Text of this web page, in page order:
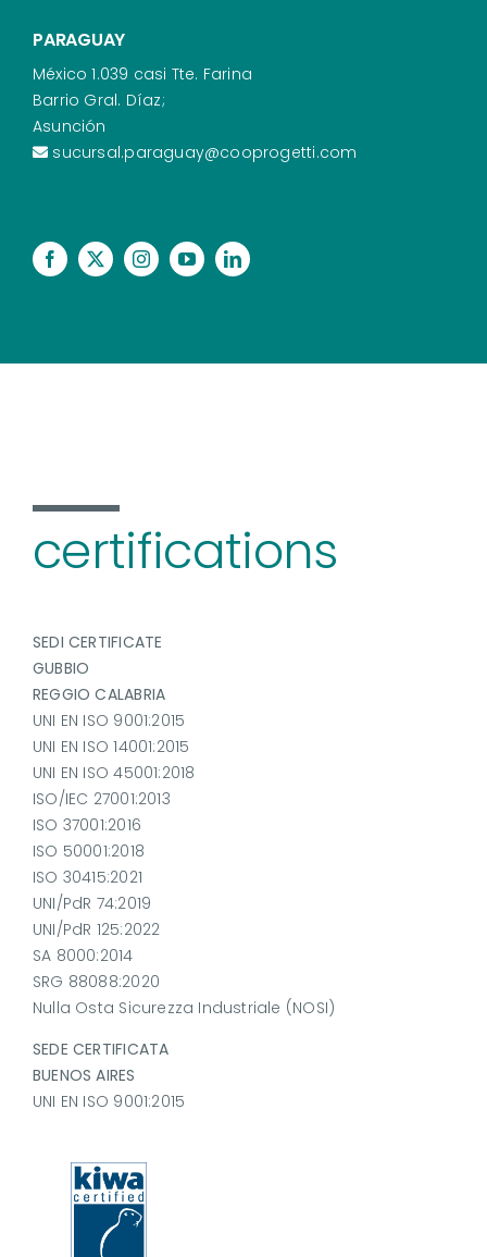
PARAGUAY
México 1.039 casi Tte. Farina
Barrio Gral. Díaz;
Asunción
sucursal.paraguay@cooprogetti.com
certifications
SEDI CERTIFICATE
GUBBIO
REGGIO CALABRIA
UNI EN ISO 9001:2015
UNI EN ISO 14001:2015
UNI EN ISO 45001:2018
ISO/IEC 27001:2013
ISO 37001:2016
ISO 50001:2018
ISO 30415:2021
UNI/PdR 74:2019
UNI/PdR 125:2022
SA 8000:2014
SRG 88088:2020
Nulla Osta Sicurezza Industriale (NOSI)
SEDE CERTIFICATA
BUENOS AIRES
UNI EN ISO 9001:2015